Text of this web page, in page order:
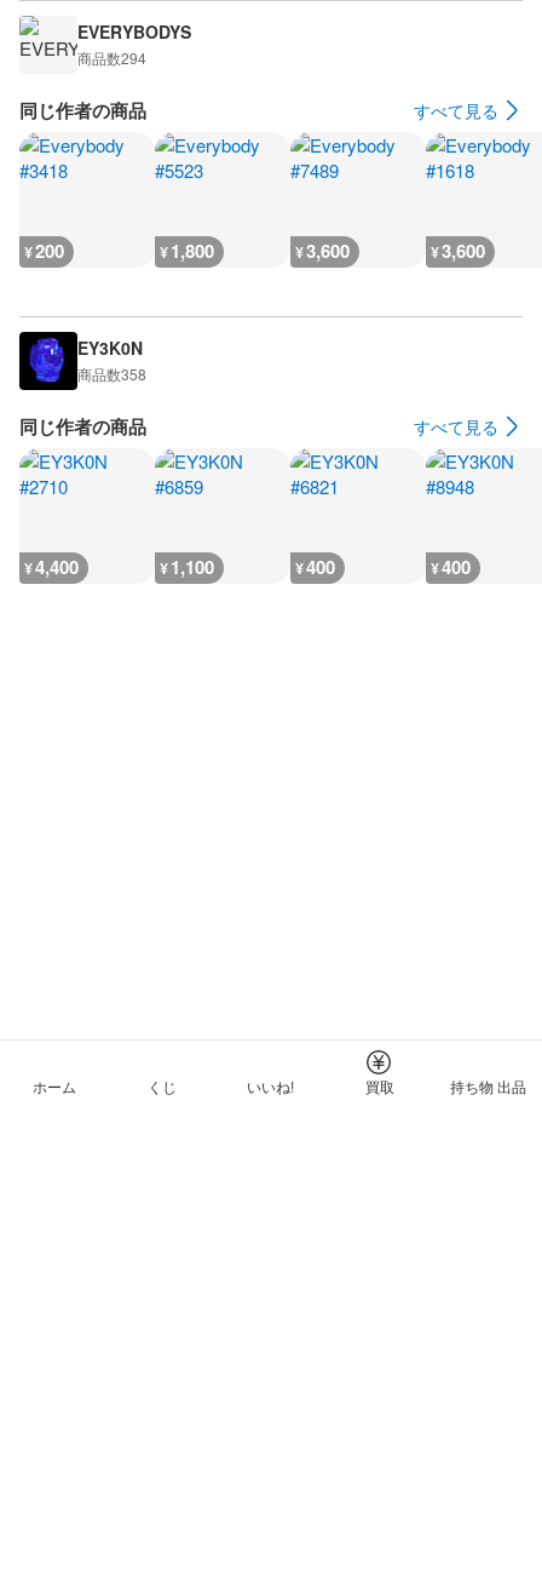
EVERYBODYS
商品数294
同じ作者の商品 すべて見る
¥200 ¥1,800 ¥3,600 ¥3,600
EY3K0N
商品数358
同じ作者の商品 すべて見る
¥4,400 ¥1,100 ¥400 ¥400
ホーム くじ いいね! 買取 持ち物 出品